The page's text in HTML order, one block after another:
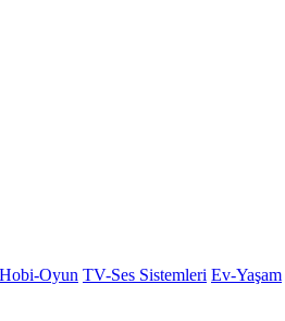
Hobi-Oyun TV-Ses Sistemleri Ev-Yaşam